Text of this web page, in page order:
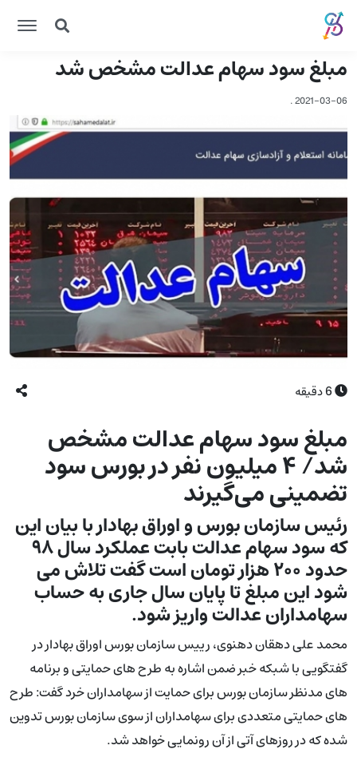
مبلغ سود سهام عدالت مشخص شد
2021-03-06
.
6دقیقه
مبلغ سود سهام عدالت مشخص
شد/ ۴ میلیون نفر در بورس سود
تضمینی می‌گیرند
رئیس سازمان بورس و اوراق بهادار با بیان این
که سود سهام عدالت بابت عملکرد سال ۹۸
حدود ۲۰۰ هزار تومان است گفت تلاش می
شود این مبلغ تا پایان سال جاری به حساب
سهامداران عدالت واریز شود.
محمد علی دهقان دهنوی، رییس سازمان بورس اوراق بهادار در
گفتگویی با شبکه خبر ضمن اشاره به طرح های حمایتی و برنامه
های مدنظر سازمان بورس برای حمایت از سهامداران خرد گفت: طرح
های حمایتی متعددی برای سهامداران از سوی سازمان بورس تدوین
شده که در روزهای آتی از آن رونمایی خواهد شد.